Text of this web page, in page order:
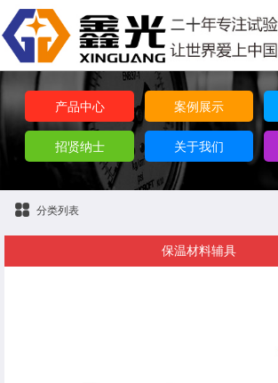
产品中心 案例展示
招贤纳士 关于我们
分类列表
保温材料辅具